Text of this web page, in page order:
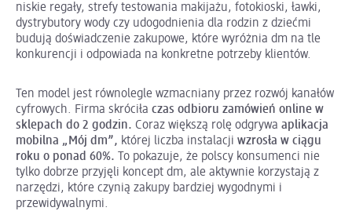
niskie regały, strefy testowania makijażu, fotokioski, ławki,
dystrybutory wody czy udogodnienia dla rodzin z dziećmi
budują doświadczenie zakupowe, które wyróżnia dm na tle
konkurencji i odpowiada na konkretne potrzeby klientów.
Ten model jest równolegle wzmacniany przez rozwój kanałów
cyfrowych. Firma skróciła czas odbioru zamówień online w
sklepach do 2 godzin. Coraz większą rolę odgrywa aplikacja
mobilna „Mój dm”, której liczba instalacji wzrosła w ciągu
roku o ponad 60%. To pokazuje, że polscy konsumenci nie
tylko dobrze przyjęli koncept dm, ale aktywnie korzystają z
narzędzi, które czynią zakupy bardziej wygodnymi i
przewidywalnymi.